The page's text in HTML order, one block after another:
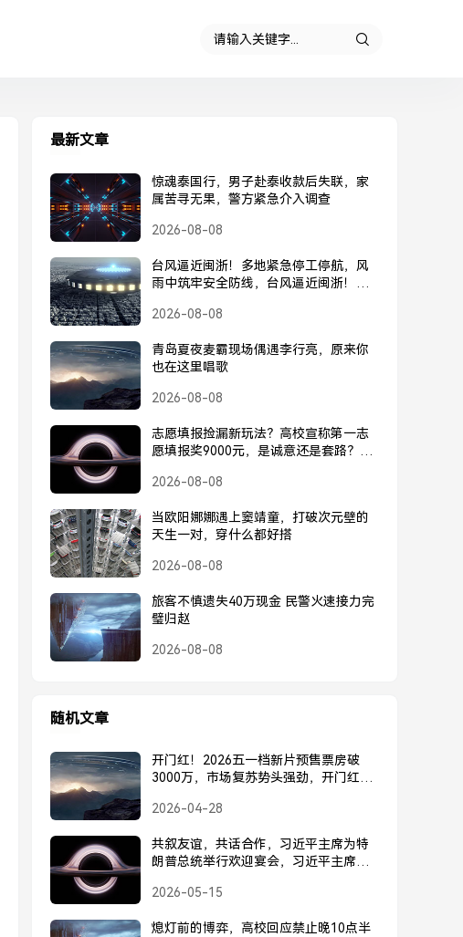
最新文章
惊魂泰国行，男子赴泰收款后失联，家
属苦寻无果，警方紧急介入调查
2026-08-08
台风逼近闽浙！多地紧急停工停航，风
雨中筑牢安全防线，台风逼近闽浙！多
2026-08-08
青岛夏夜麦霸现场偶遇李行亮，原来你
也在这里唱歌
2026-08-08
志愿填报捡漏新玩法？高校宣称第一志
愿填报奖9000元，是诚意还是套路？高
套路？
2026-08-08
当欧阳娜娜遇上窦靖童，打破次元壁的
天生一对，穿什么都好搭
2026-08-08
旅客不慎遗失40万现金 民警火速接力完
璧归赵
2026-08-08
随机文章
开门红！2026五一档新片预售票房破
3000万，市场复苏势头强劲，开门红！
场复苏势头强劲
2026-04-28
共叙友谊，共话合作，习近平主席为特
朗普总统举行欢迎宴会，习近平主席为
2026-05-15
熄灯前的博弈，高校回应禁止晚10点半